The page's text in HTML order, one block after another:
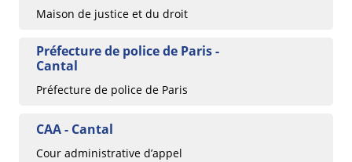
Maison de justice et du droit
Préfecture de police de Paris -
Cantal
Préfecture de police de Paris
CAA - Cantal
Cour administrative d’appel